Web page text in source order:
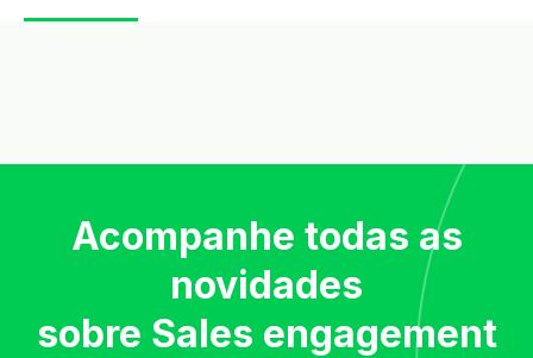
Acompanhe todas as
novidades
sobre Sales engagement